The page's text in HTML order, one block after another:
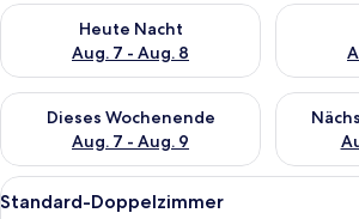
Heute Nacht
Aug. 7 - Aug. 8
Überprüfe die Verfügbarkeit für heute
Dieses Wochenende
Aug. 7 - Aug. 9
Überprüfe die Verfügbarkeit für dieses
Alle
Standard-
1
Standard-Doppelzimmer